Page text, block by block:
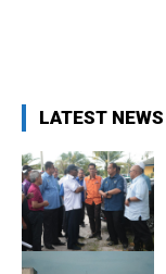
LATEST NEWS